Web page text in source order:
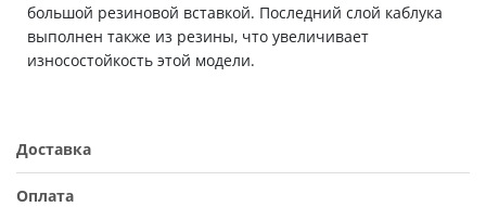
большой резиновой вставкой. Последний слой каблука
выполнен также из резины, что увеличивает
износостойкость этой модели.
Доставка
Оплата